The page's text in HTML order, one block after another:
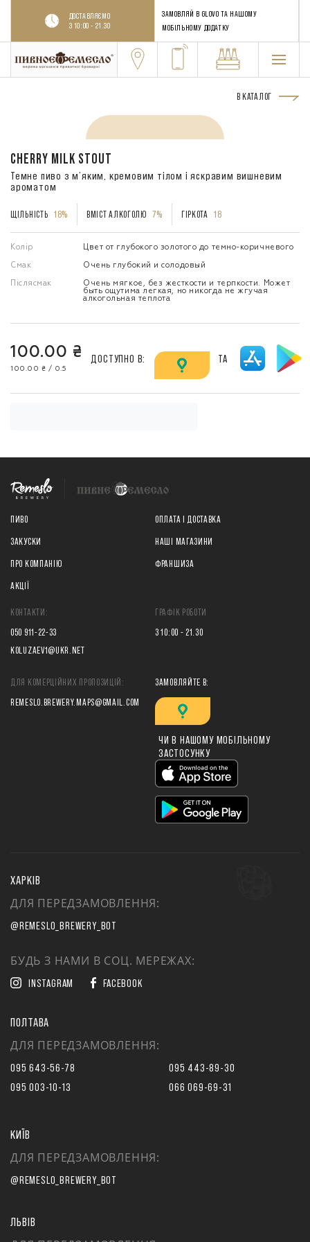
ДОСТАВЛЯЄМО
З 10:00 - 21.30
ЗАМОВЛЯЙ В GLOVO ТА НАШОМУ
МОБІЛЬНОМУ ДОДАТКУ
В КАТАЛОГ
CHERRY MILK STOUT
Темне пиво з м’яким, кремовим тілом і яскравим вишневим
ароматом
ЩІЛЬНІСТЬ 18% ВМІСТ АЛКОГОЛЮ 7% ГІРКОТА 18
Колір Цвет от глубокого золотого до темно-коричневого
Смак Очень глубокий и солодовый
Післясмак
Очень мягкое, без жесткости и терпкости. Может
быть ощутима легкая, но никогда не жгучая
алкогольная теплота
100.00 ₴
100.00 ₴ / 0.5
ДОСТУПНО В: ТА
ГРАФІК РОБОТИ
З 10:00 - 21.30
КОНТАКТИ:
050 911-22-33
KOLUZAEV1@UKR.NET
ДЛЯ КОМЕРЦІЙНИХ ПРОПОЗИЦІЙ:
REMESLO.BREWERY.MAPS@GMAIL.COM
ЗАМОВЛЯЙТЕ В:
ЧИ В НАШОМУ МОБІЛЬНОМУ
ЗАСТОСУНКУ
ПИВО
ЗАКУСКИ
ПРО КОМПАНІЮ
АКЦІЇ
ОПЛАТА І ДОСТАВКА
НАШІ МАГАЗИНИ
ФРАНШИЗА
ХАРКІВ
ДЛЯ ПЕРЕДЗАМОВЛЕННЯ:
@REMESLO_BREWERY_BOT
БУДЬ З НАМИ В СОЦ. МЕРЕЖАХ:
INSTAGRAM FACEBOOK
ПОЛТАВА
ДЛЯ ПЕРЕДЗАМОВЛЕННЯ:
095 643-56-78
095 003-10-13
095 443-89-30
066 069-69-31
КИЇВ
ДЛЯ ПЕРЕДЗАМОВЛЕННЯ:
@REMESLO_BREWERY_BOT
ЛЬВІВ